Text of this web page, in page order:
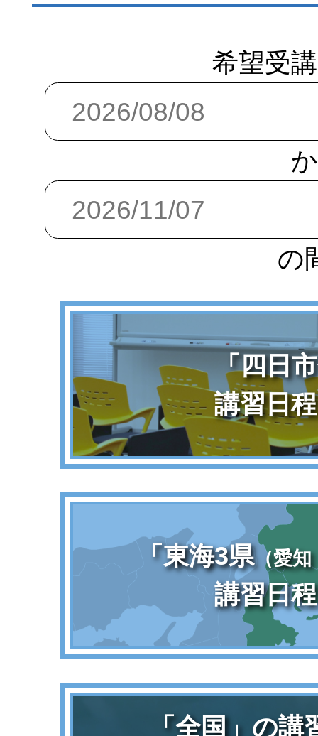
希望受
の
「四日
講習日
「東海3県（愛知
講習日
「全国」の